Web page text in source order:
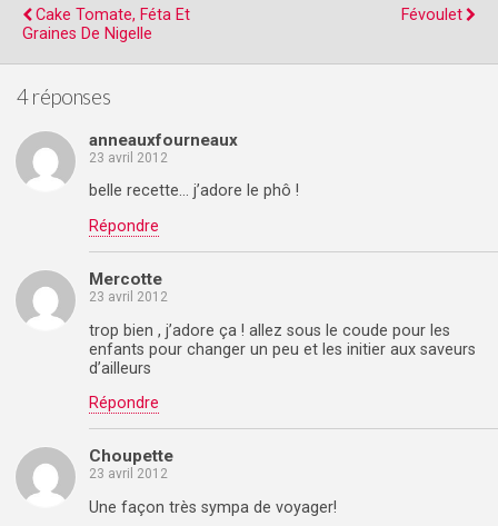
Cake Tomate, Féta Et
Graines De Nigelle
Févoulet
4 réponses
anneauxfourneaux
23 avril 2012
belle recette… j’adore le phô !
Répondre
Mercotte
23 avril 2012
trop bien , j’adore ça ! allez sous le coude pour les
enfants pour changer un peu et les initier aux saveurs
d’ailleurs
Répondre
Choupette
23 avril 2012
Une façon très sympa de voyager!